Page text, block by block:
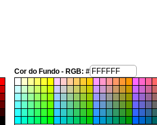
Cor do Fundo - RGB: #